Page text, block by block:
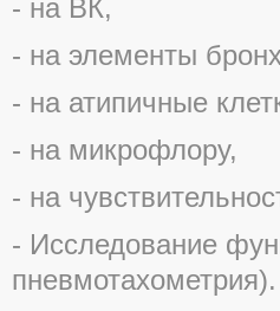
- на ВК,
- на элементы
- на атипичные
- на микрофлору,
- на
- Исследование
пневмотахометрия).